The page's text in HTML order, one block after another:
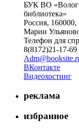
БУК ВО
библиотека»
Россия, 160000,
Марии
Телефон для
8(8172)21-17-69
ВКонтакте
Видеохостинг
реклама
избранное